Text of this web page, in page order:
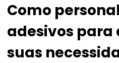
Como
adesivos para
suas